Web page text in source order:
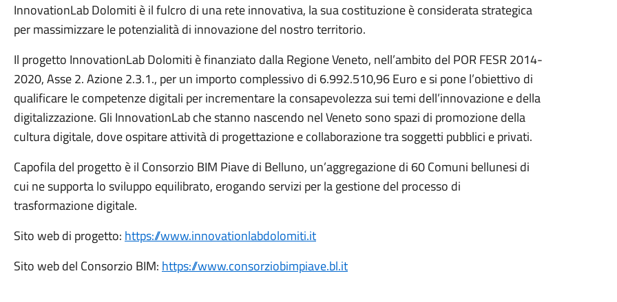
InnovationLab Dolomiti è il fulcro di una rete innovativa, la sua costituzione è considerata strategica
per massimizzare le potenzialità di innovazione del nostro territorio.
Il progetto InnovationLab Dolomiti è finanziato dalla Regione Veneto, nell’ambito del POR FESR 2014-
2020, Asse 2. Azione 2.3.1., per un importo complessivo di 6.992.510,96 Euro e si pone l’obiettivo di
qualificare le competenze digitali per incrementare la consapevolezza sui temi dell’innovazione e della
digitalizzazione. Gli InnovationLab che stanno nascendo nel Veneto sono spazi di promozione della
cultura digitale, dove ospitare attività di progettazione e collaborazione tra soggetti pubblici e privati.
Capofila del progetto è il Consorzio BIM Piave di Belluno, un’aggregazione di 60 Comuni bellunesi di
cui ne supporta lo sviluppo equilibrato, erogando servizi per la gestione del processo di
trasformazione digitale.
Sito web di progetto: https://www.innovationlabdolomiti.it
Sito web del Consorzio BIM: https://www.consorziobimpiave.bl.it